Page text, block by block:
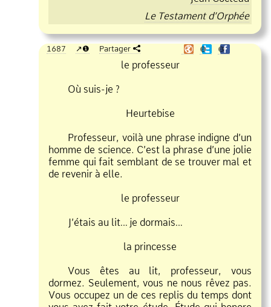
Le Testament d’Orphée
1687 ❶ Partager ❶ ❶
le professeur
Où suis je ?
Heurtebise
Professeur, voilà une phrase indigne d’un
homme de science. C’est la phrase d’une jolie
femme qui fait semblant de se trouver mal et
de revenir à elle.
le professeur
J’étais au lit… je dormais…
la princesse
Vous êtes au lit, professeur, vous
dormez. Seulement, vous ne nous rêvez pas.
Vous occupez un de ces replis du temps dont